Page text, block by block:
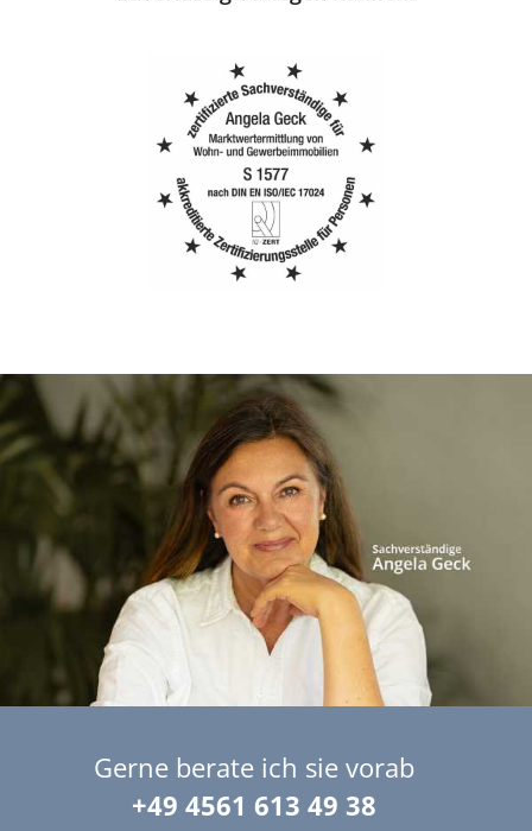
Gerne berate ich sie vorab
+49 4561 613 49 38